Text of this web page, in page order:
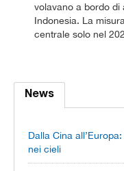
volavano a bordo di
Indonesia. La
centrale solo nel
News
Dalla Cina
nei cieli